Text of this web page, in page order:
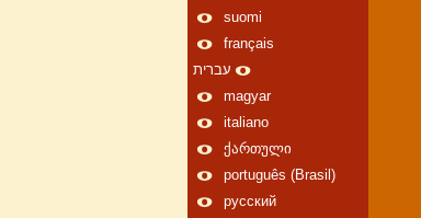
suomi
français
עברית
magyar
italiano
ქართული
português (Brasil)
русский